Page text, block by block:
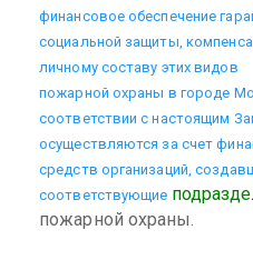
финансовое обеспечение
социальной защиты,
личному составу этих видов
пожарной охраны в городе
соответствии с настоящим
осуществляются за счет
средств организаций,
соответствующие
пожарной охраны.